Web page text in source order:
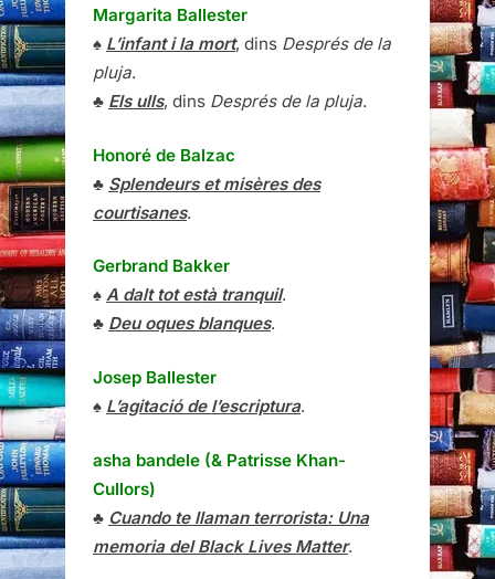
Margarita Ballester
♠ L’infant i la mort, dins Després de la
pluja.
♣ Els ulls, dins Després de la pluja.
Honoré de Balzac
♣ Splendeurs et misères des
courtisanes.
Gerbrand Bakker
♠ A dalt tot està tranquil.
♣ Deu oques blanques.
Josep Ballester
♠ L’agitació de l’escriptura.
asha bandele (& Patrisse Khan-
Cullors)
♣ Cuando te llaman terrorista: Una
memoria del Black Lives Matter.